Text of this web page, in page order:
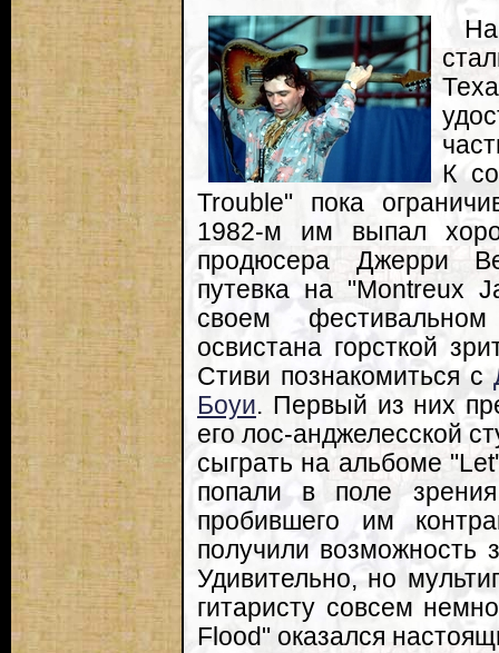
К
Trouble" пока
1982-м им выпал
продюсера Джерри
путевка на "Montreux
своем
освистана горсткой
Стиви познакомиться с
Боуи. Первый из них
его лос-анджелесской
сыграть на альбоме
попали в поле
пробившего им
получили возможность
Удивительно, но
гитаристу совсем
Flood" оказался